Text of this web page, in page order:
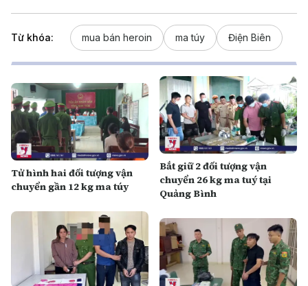
Từ khóa: mua bán heroin ma túy Điện Biên
Tử hình hai đối tượng vận
chuyển gần 12 kg ma túy
Bắt giữ 2 đối tượng vận
chuyển 26 kg ma tuý tại
Quảng Bình